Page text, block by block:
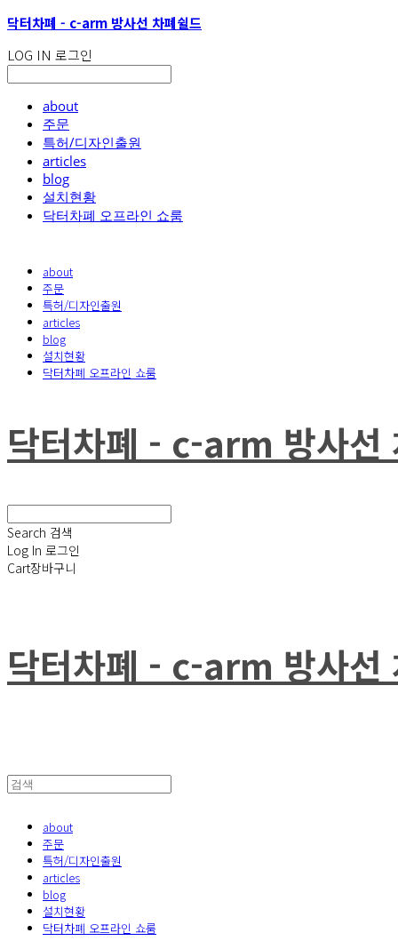
닥터차폐 - c-arm 방사선 차폐쉴드
LOG IN 로그인
about
주문
특허/디자인출원
articles
blog
설치현황
닥터차폐 오프라인 쇼룸
about
주문
특허/디자인출원
articles
blog
설치현황
닥터차폐 오프라인 쇼룸
닥터차폐 - c-arm 방사선
Search 검색
Log In 로그인
Cart장바구니
닥터차폐 - c-arm 방사선
about
주문
특허/디자인출원
articles
blog
설치현황
닥터차폐 오프라인 쇼룸